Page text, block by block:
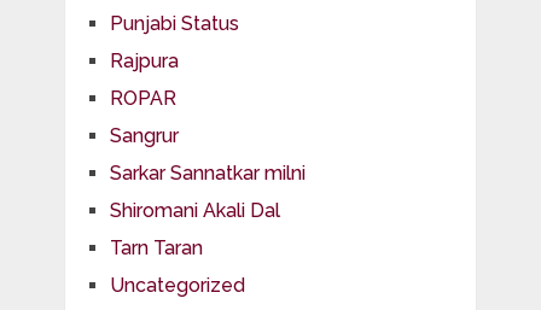
Punjabi Status
Rajpura
ROPAR
Sangrur
Sarkar Sannatkar milni
Shiromani Akali Dal
Tarn Taran
Uncategorized